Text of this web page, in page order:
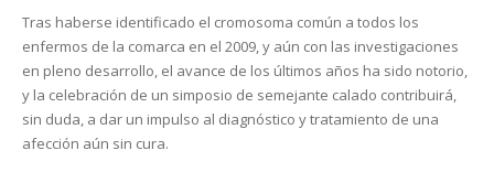
Tras haberse identificado el cromosoma común a todos los
enfermos de la comarca en el 2009, y aún con las investigaciones
en pleno desarrollo, el avance de los últimos años ha sido notorio,
y la celebración de un simposio de semejante calado contribuirá,
sin duda, a dar un impulso al diagnóstico y tratamiento de una
afección aún sin cura.